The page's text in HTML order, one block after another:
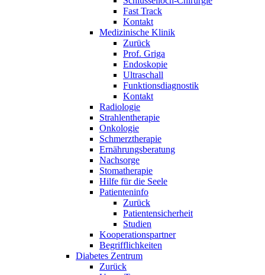
Fast Track
Kontakt
Medizinische Klinik
Zurück
Prof. Griga
Endoskopie
Ultraschall
Funktionsdiagnostik
Kontakt
Radiologie
Strahlentherapie
Onkologie
Schmerztherapie
Ernährungsberatung
Nachsorge
Stomatherapie
Hilfe für die Seele
Patienteninfo
Zurück
Patientensicherheit
Studien
Kooperationspartner
Begrifflichkeiten
Diabetes Zentrum
Zurück